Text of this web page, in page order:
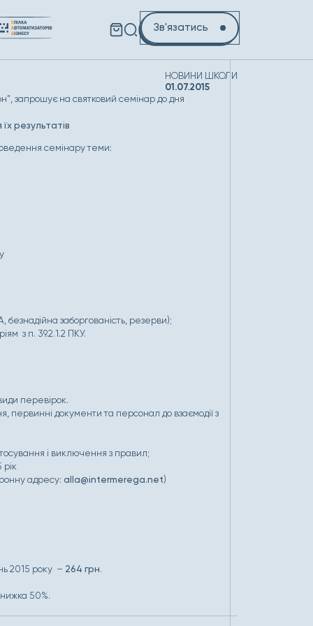
Зв'язатись
НОВИНИ ШКОЛИ
01.07.2015
запрошує на святковий семінар до дня
результатів
семінару теми:
заборгованість, резерви);
з п. 39.2.1.2 ПКУ.
перевірок.
первинні документи та персонал до взаємодії з
і виключення з правил;
рік
адресу: alla@intermerega.net)
2015 року – 264 грн.
50%.